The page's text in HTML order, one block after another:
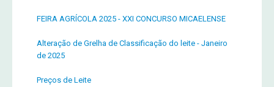
FEIRA AGRÍCOLA 2025 - XXI CONCURSO MICAELENSE
Alteração de Grelha de Classificação do leite - Janeiro
de 2025
Preços de Leite